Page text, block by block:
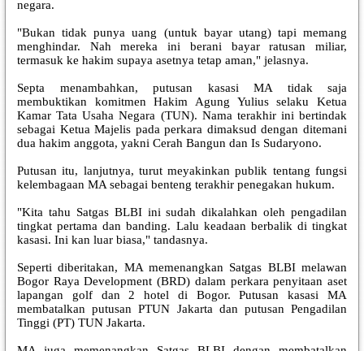
negara.
"Bukan tidak punya uang (untuk bayar utang) tapi memang
menghindar. Nah mereka ini berani bayar ratusan miliar,
termasuk ke hakim supaya asetnya tetap aman," jelasnya.
Septa menambahkan, putusan kasasi MA tidak saja
membuktikan komitmen Hakim Agung Yulius selaku Ketua
Kamar Tata Usaha Negara (TUN). Nama terakhir ini bertindak
sebagai Ketua Majelis pada perkara dimaksud dengan ditemani
dua hakim anggota, yakni Cerah Bangun dan Is Sudaryono.
Putusan itu, lanjutnya, turut meyakinkan publik tentang fungsi
kelembagaan MA sebagai benteng terakhir penegakan hukum.
"Kita tahu Satgas BLBI ini sudah dikalahkan oleh pengadilan
tingkat pertama dan banding. Lalu keadaan berbalik di tingkat
kasasi. Ini kan luar biasa," tandasnya.
Seperti diberitakan, MA memenangkan Satgas BLBI melawan
Bogor Raya Development (BRD) dalam perkara penyitaan aset
lapangan golf dan 2 hotel di Bogor. Putusan kasasi MA
membatalkan putusan PTUN Jakarta dan putusan Pengadilan
Tinggi (PT) TUN Jakarta.